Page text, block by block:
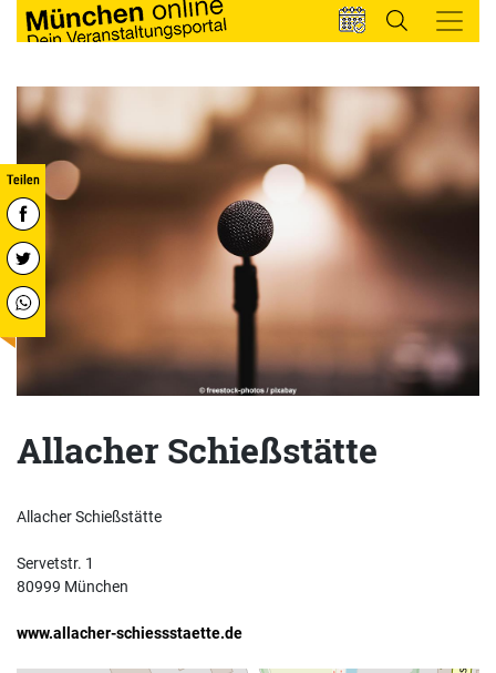
Allacher Schießstätte
Allacher Schießstätte
Servetstr. 1
80999 München
www.allacher-schiessstaette.de